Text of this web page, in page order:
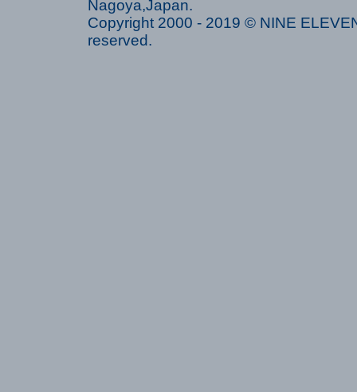
Nagoya,Japan.
Copyright 2000 - 2019 © NINE
reserved.